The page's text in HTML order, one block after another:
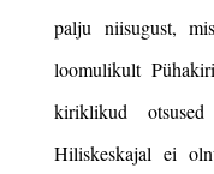
palju niisugust,
loomulikult
kiriklikud
Hiliskeskajal ei